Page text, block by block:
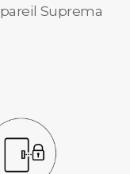
Suprema